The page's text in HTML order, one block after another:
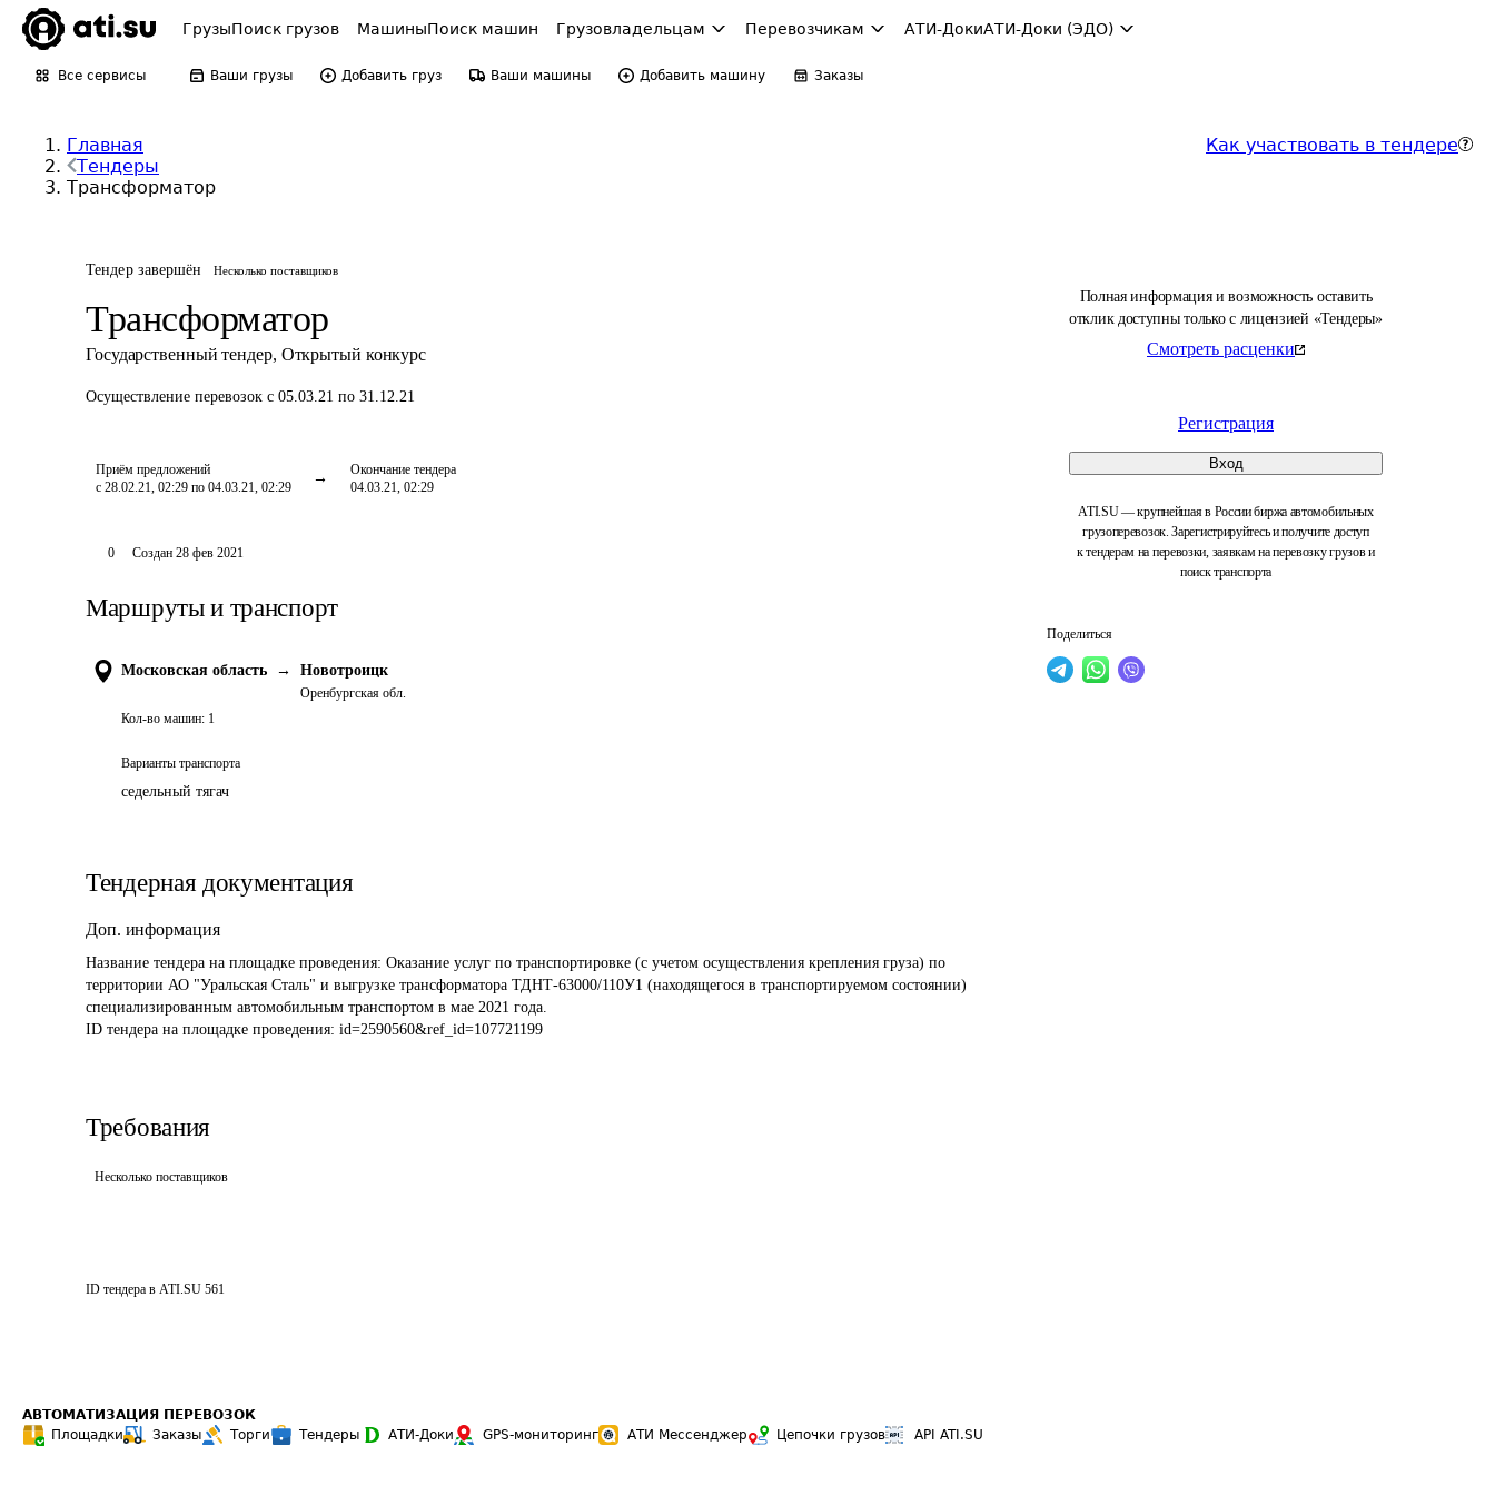
ГрузыПоиск грузов МашиныПоиск машин Грузовладельцам Перевозчикам АТИ-ДокиАТИ-Доки (ЭДО)
Все сервисы Ваши грузы Добавить груз Ваши машины Добавить машину Заказы
Главная
Тендеры
Трансформатор
Как участвовать в тендере
Тендер завершён Несколько поставщиков
Трансформатор
Государственный тендер, Открытый конкурс
Осуществление перевозок с 05.03.21 по 31.12.21
Приём предложений
с 28.02.21, 02:29 по 04.03.21, 02:29
Окончание тендера
04.03.21, 02:29
Полная информация и возможность оставить
отклик доступны только с лицензией «Тендеры»
Смотреть расценки
Регистрация
Вход
ATI.SU — крупнейшая в России биржа автомобильных
грузоперевозок. Зарегистрируйтесь и получите доступ
к тендерам на перевозки, заявкам на перевозку грузов и
поиск транспорта
Поделиться
0 Создан 28 фев 2021
Маршруты и транспорт
Московская область → Новотроицк
Оренбургская обл.
Кол-во машин: 1
Варианты транспорта
седельный тягач
Тендерная документация
Доп. информация
Название тендера на площадке проведения: Оказание услуг по транспортировке (с учетом осуществления крепления груза) по
территории АО "Уральская Сталь" и выгрузке трансформатора ТДНТ-63000/110У1 (находящегося в транспортируемом состоянии)
специализированным автомобильным транспортом в мае 2021 года.
ID тендера на площадке проведения: id=2590560&ref_id=107721199
Требования
Несколько поставщиков
ID тендера в ATI.SU 561
АВТОМАТИЗАЦИЯ ПЕРЕВОЗОК
Площадки
Заказы Торги Тендеры АТИ-Доки GPS-мониторинг АТИ Мессенджер Цепочки грузов API ATI.SU